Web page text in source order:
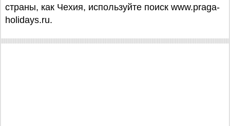
страны, как Чехия, используйте поиск www.praga-
holidays.ru.